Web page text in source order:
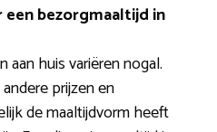
bezorgmaaltijd in
aan huis variëren nogal.
prijzen en
de maaltijdvorm heeft